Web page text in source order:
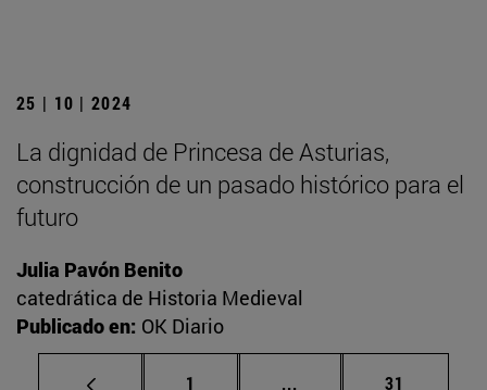
25 | 10 | 2024
La dignidad de Princesa de Asturias,
construcción de un pasado histórico para el
futuro
Julia Pavón Benito
catedrática de Historia Medieval
Publicado en: OK Diario
Página
1 ... Páginas intermedias
Página
31